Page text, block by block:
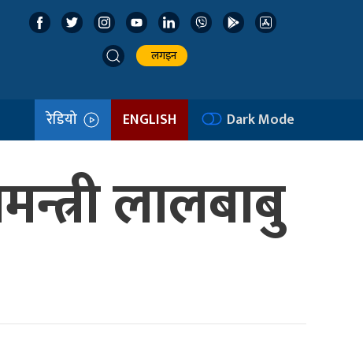
लगइन
रेडियो ENGLISH Dark Mode
लालबाबु